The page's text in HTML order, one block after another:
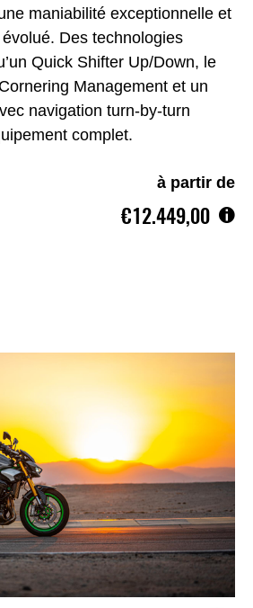
maniabilité exceptionnelle et
Des technologies
Quick Shifter Up/Down, le
Management et un
navigation turn-by-turn
complet.
à partir de
€12.449,00